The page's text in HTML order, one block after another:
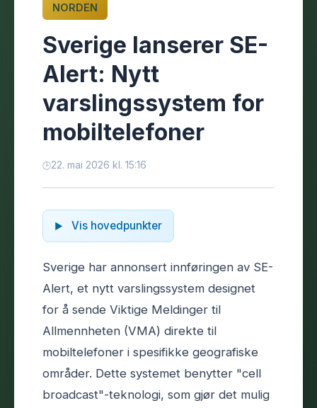
NORDEN
Sverige lanserer SE-
Alert: Nytt
varslingssystem for
mobiltelefoner
22. mai 2026 kl. 15:16
Vis hovedpunkter
Sverige har annonsert innføringen av SE-
Alert, et nytt varslingssystem designet
for å sende Viktige Meldinger til
Allmennheten (VMA) direkte til
mobiltelefoner i spesifikke geografiske
områder. Dette systemet benytter "cell
broadcast"-teknologi, som gjør det mulig